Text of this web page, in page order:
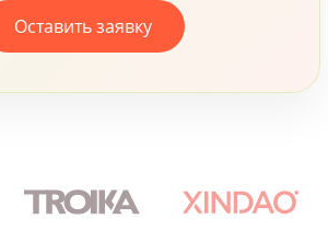
Оставить заявку